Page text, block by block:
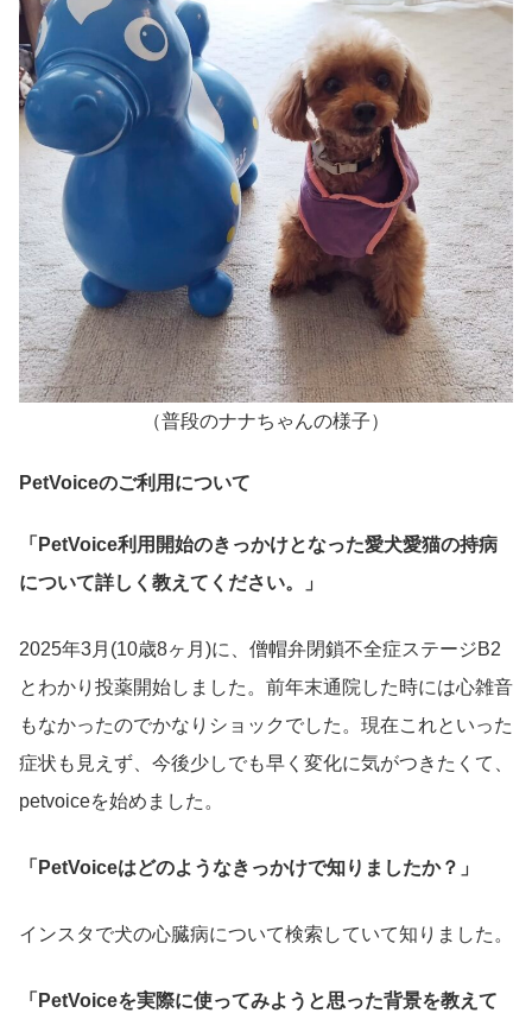
（普段のナナちゃんの様子）
PetVoiceのご利用について
「PetVoice利用開始のきっかけとなった愛犬愛猫の持病
について詳しく教えてください。」
2025年3月(10歳8ヶ月)に、僧帽弁閉鎖不全症ステージB2
とわかり投薬開始しました。前年末通院した時には心雑音
もなかったのでかなりショックでした。現在これといった
症状も見えず、今後少しでも早く変化に気がつきたくて、
petvoiceを始めました。
「PetVoiceはどのようなきっかけで知りましたか？」
インスタで犬の心臓病について検索していて知りました。
「PetVoiceを実際に使ってみようと思った背景を教えて